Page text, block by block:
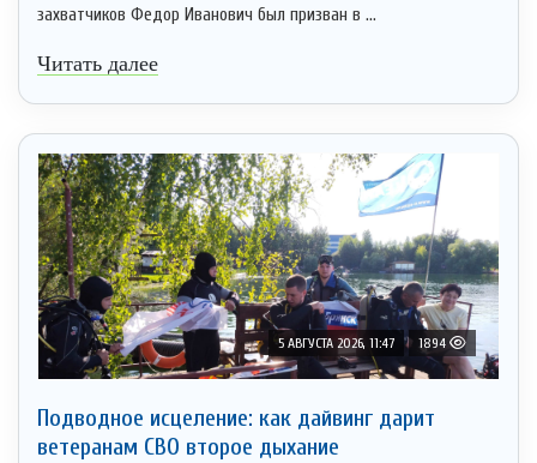
захватчиков Федор Иванович был призван в ...
Читать далее
5 АВГУСТА 2026, 11:47 1894
Подводное исцеление: как дайвинг дарит
ветеранам СВО второе дыхание